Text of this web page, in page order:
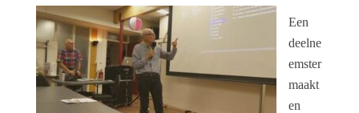
Een
deelne
emster
maakt
en